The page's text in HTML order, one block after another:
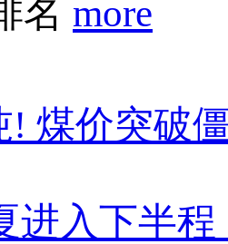
名 more
! 煤价突破
进入下半